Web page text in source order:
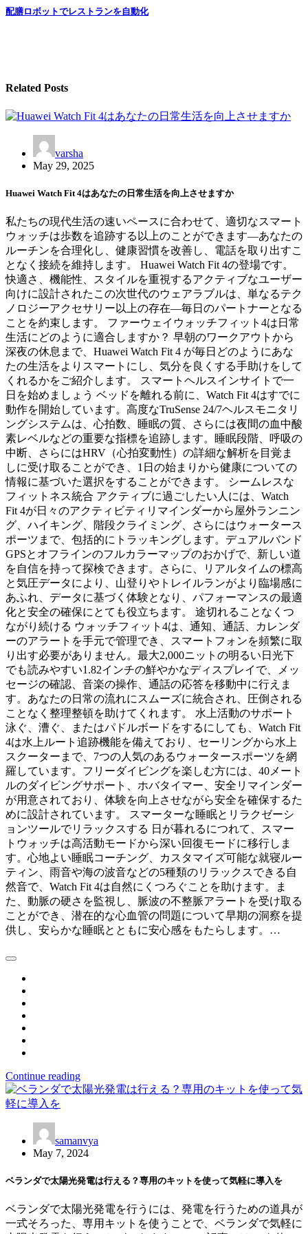
Post
配膳ロボットでレストランを自動化
Related Posts
varsha
May 29, 2025
Huawei Watch Fit 4はあなたの日常生活を向上させますか
私たちの現代生活の速いペースに合わせて、適切なスマート
ウォッチは歩数を追跡する以上のことができます—あなたの
ルーチンを合理化し、健康習慣を改善し、電話を取り出すこ
となく接続を維持します。 Huawei Watch Fit 4の登場です。
快適さ、機能性、スタイルを重視するアクティブなユーザー
向けに設計されたこの次世代のウェアラブルは、単なるテク
ノロジーアクセサリー以上の存在—毎日のパートナーとなる
ことを約束します。 ファーウェイウォッチフィット4は日常
生活にどのように適合しますか？ 早朝のワークアウトから
深夜の休息まで、Huawei Watch Fit 4 が毎日どのようにあな
たの生活をよりスマートにし、気分を良くする手助けをして
くれるかをご紹介します。 スマートヘルスインサイトで一
日を始めましょう ベッドを離れる前に、Watch Fit 4はすでに
動作を開始しています。高度なTruSense 24/7ヘルスモニタリ
ングシステムは、心拍数、睡眠の質、さらには夜間の血中酸
素レベルなどの重要な指標を追跡します。睡眠段階、呼吸の
中断、さらにはHRV（心拍変動性）の詳細な解析を目覚ま
しに受け取ることができ、1日の始まりから健康についての
情報に基づいた選択をすることができます。 シームレスな
フィットネス統合 アクティブに過ごしたい人には、Watch
Fit 4が日々のアクティビティリマインダーから屋外ランニン
グ、ハイキング、階段クライミング、さらにはウォータース
ポーツまで、包括的にトラッキングします。デュアルバンド
GPSとオフラインのフルカラーマップのおかげで、新しい道
を自信を持って探検できます。さらに、リアルタイムの標高
と気圧データにより、山登りやトレイルランがより臨場感に
あふれ、データに基づく体験となり、パフォーマンスの最適
化と安全の確保にとても役立ちます。 途切れることなくつ
ながり続ける ウォッチフィット4は、通知、通話、カレンダ
ーのアラートを手元で管理でき、スマートフォンを頻繁に取
り出す必要がありません。最大2,000ニットの明るい日光下
でも読みやすい1.82インチの鮮やかなディスプレイで、メッ
セージの確認、音楽の操作、通話の応答を移動中に行えま
す。あなたの日常の流れにスムーズに統合され、圧倒される
ことなく整理整頓を助けてくれます。 水上活動のサポート
泳ぐ、漕ぐ、またはパドルボードをするにしても、Watch Fit
4は水上ルート追跡機能を備えており、セーリングから水上
スクーターまで、7つの人気のあるウォータースポーツを網
羅しています。フリーダイビングを楽しむ方には、40メート
ルのダイビングサポート、ホバタイマー、安全リマインダー
が用意されており、体験を向上させながら安全を確保するた
めに設計されています。 スマーターな睡眠とリラクゼーシ
ョンツールでリラックスする 日が暮れるにつれて、スマー
トウォッチは高活動モードから深い回復モードに移行しま
す。心地よい睡眠コーチング、カスタマイズ可能な就寝ルー
ティン、雨音や海の波音などの5種類のリラックスできる自
然音で、Watch Fit 4は自然にくつろぐことを助けます。ま
た、動脈の硬さを監視し、脈波の不整脈アラートを受け取る
ことができ、潜在的な心血管の問題について早期の洞察を提
供し、安らかな睡眠とともに安心感をもたらします。…
Continue reading
samanvya
May 7, 2024
ベランダで太陽光発電は行える？専用のキットを使って気軽に導入を
ベランダで太陽光発電を行うには、発電を行うための道具が
一式そろった、専用キットを使うことで、ベランダで気軽に